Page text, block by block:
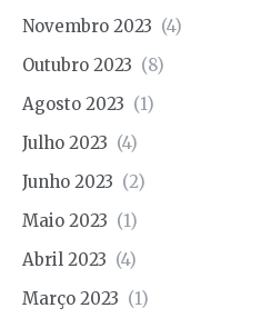
Novembro 2023 (4)
Outubro 2023 (8)
Agosto 2023 (1)
Julho 2023 (4)
Junho 2023 (2)
Maio 2023 (1)
Abril 2023 (4)
Março 2023 (1)